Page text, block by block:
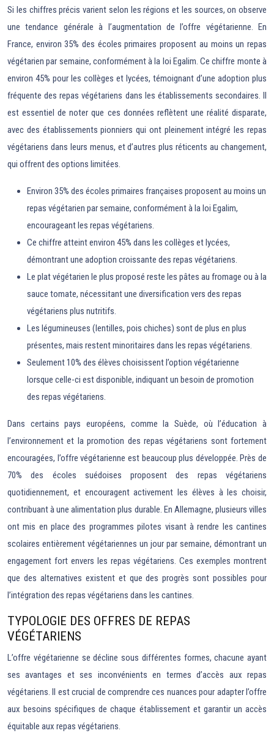
Si les chiffres précis varient selon les régions et les sources, on observe
une tendance générale à l’augmentation de l’offre végétarienne. En
France, environ 35% des écoles primaires proposent au moins un repas
végétarien par semaine, conformément à la loi Egalim. Ce chiffre monte à
environ 45% pour les collèges et lycées, témoignant d’une adoption plus
fréquente des repas végétariens dans les établissements secondaires. Il
est essentiel de noter que ces données reflètent une réalité disparate,
avec des établissements pionniers qui ont pleinement intégré les repas
végétariens dans leurs menus, et d’autres plus réticents au changement,
qui offrent des options limitées.
Environ 35% des écoles primaires françaises proposent au moins un
repas végétarien par semaine, conformément à la loi Egalim,
encourageant les repas végétariens.
Ce chiffre atteint environ 45% dans les collèges et lycées,
démontrant une adoption croissante des repas végétariens.
Le plat végétarien le plus proposé reste les pâtes au fromage ou à la
sauce tomate, nécessitant une diversification vers des repas
végétariens plus nutritifs.
Les légumineuses (lentilles, pois chiches) sont de plus en plus
présentes, mais restent minoritaires dans les repas végétariens.
Seulement 10% des élèves choisissent l’option végétarienne
lorsque celle-ci est disponible, indiquant un besoin de promotion
des repas végétariens.
Dans certains pays européens, comme la Suède, où l’éducation à
l’environnement et la promotion des repas végétariens sont fortement
encouragées, l’offre végétarienne est beaucoup plus développée. Près de
70% des écoles suédoises proposent des repas végétariens
quotidiennement, et encouragent activement les élèves à les choisir,
contribuant à une alimentation plus durable. En Allemagne, plusieurs villes
ont mis en place des programmes pilotes visant à rendre les cantines
scolaires entièrement végétariennes un jour par semaine, démontrant un
engagement fort envers les repas végétariens. Ces exemples montrent
que des alternatives existent et que des progrès sont possibles pour
l’intégration des repas végétariens dans les cantines.
TYPOLOGIE DES OFFRES DE REPAS
VÉGÉTARIENS
L’offre végétarienne se décline sous différentes formes, chacune ayant
ses avantages et ses inconvénients en termes d’accès aux repas
végétariens. Il est crucial de comprendre ces nuances pour adapter l’offre
aux besoins spécifiques de chaque établissement et garantir un accès
équitable aux repas végétariens.